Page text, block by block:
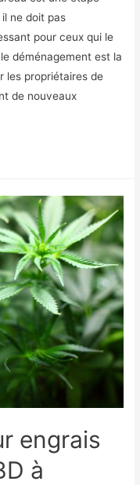
ne doit pas
pour ceux qui le
déménagement est la
les propriétaires de
de nouveaux
engrais
à